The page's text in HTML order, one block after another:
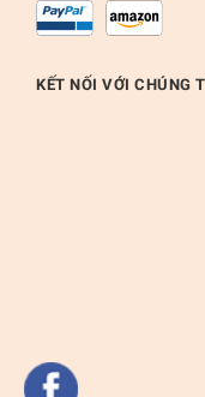
KẾT NỐI VỚI CHÚNG